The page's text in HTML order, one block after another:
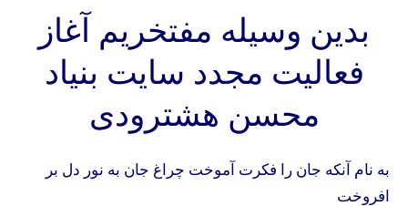
بدین وسیله مفتخریم آغاز
فعالیت مجدد سایت بنیاد
محسن هشترودی
به نام آنکه جان را فکرت آموخت چراغ جان به نور دل بر
افروخت